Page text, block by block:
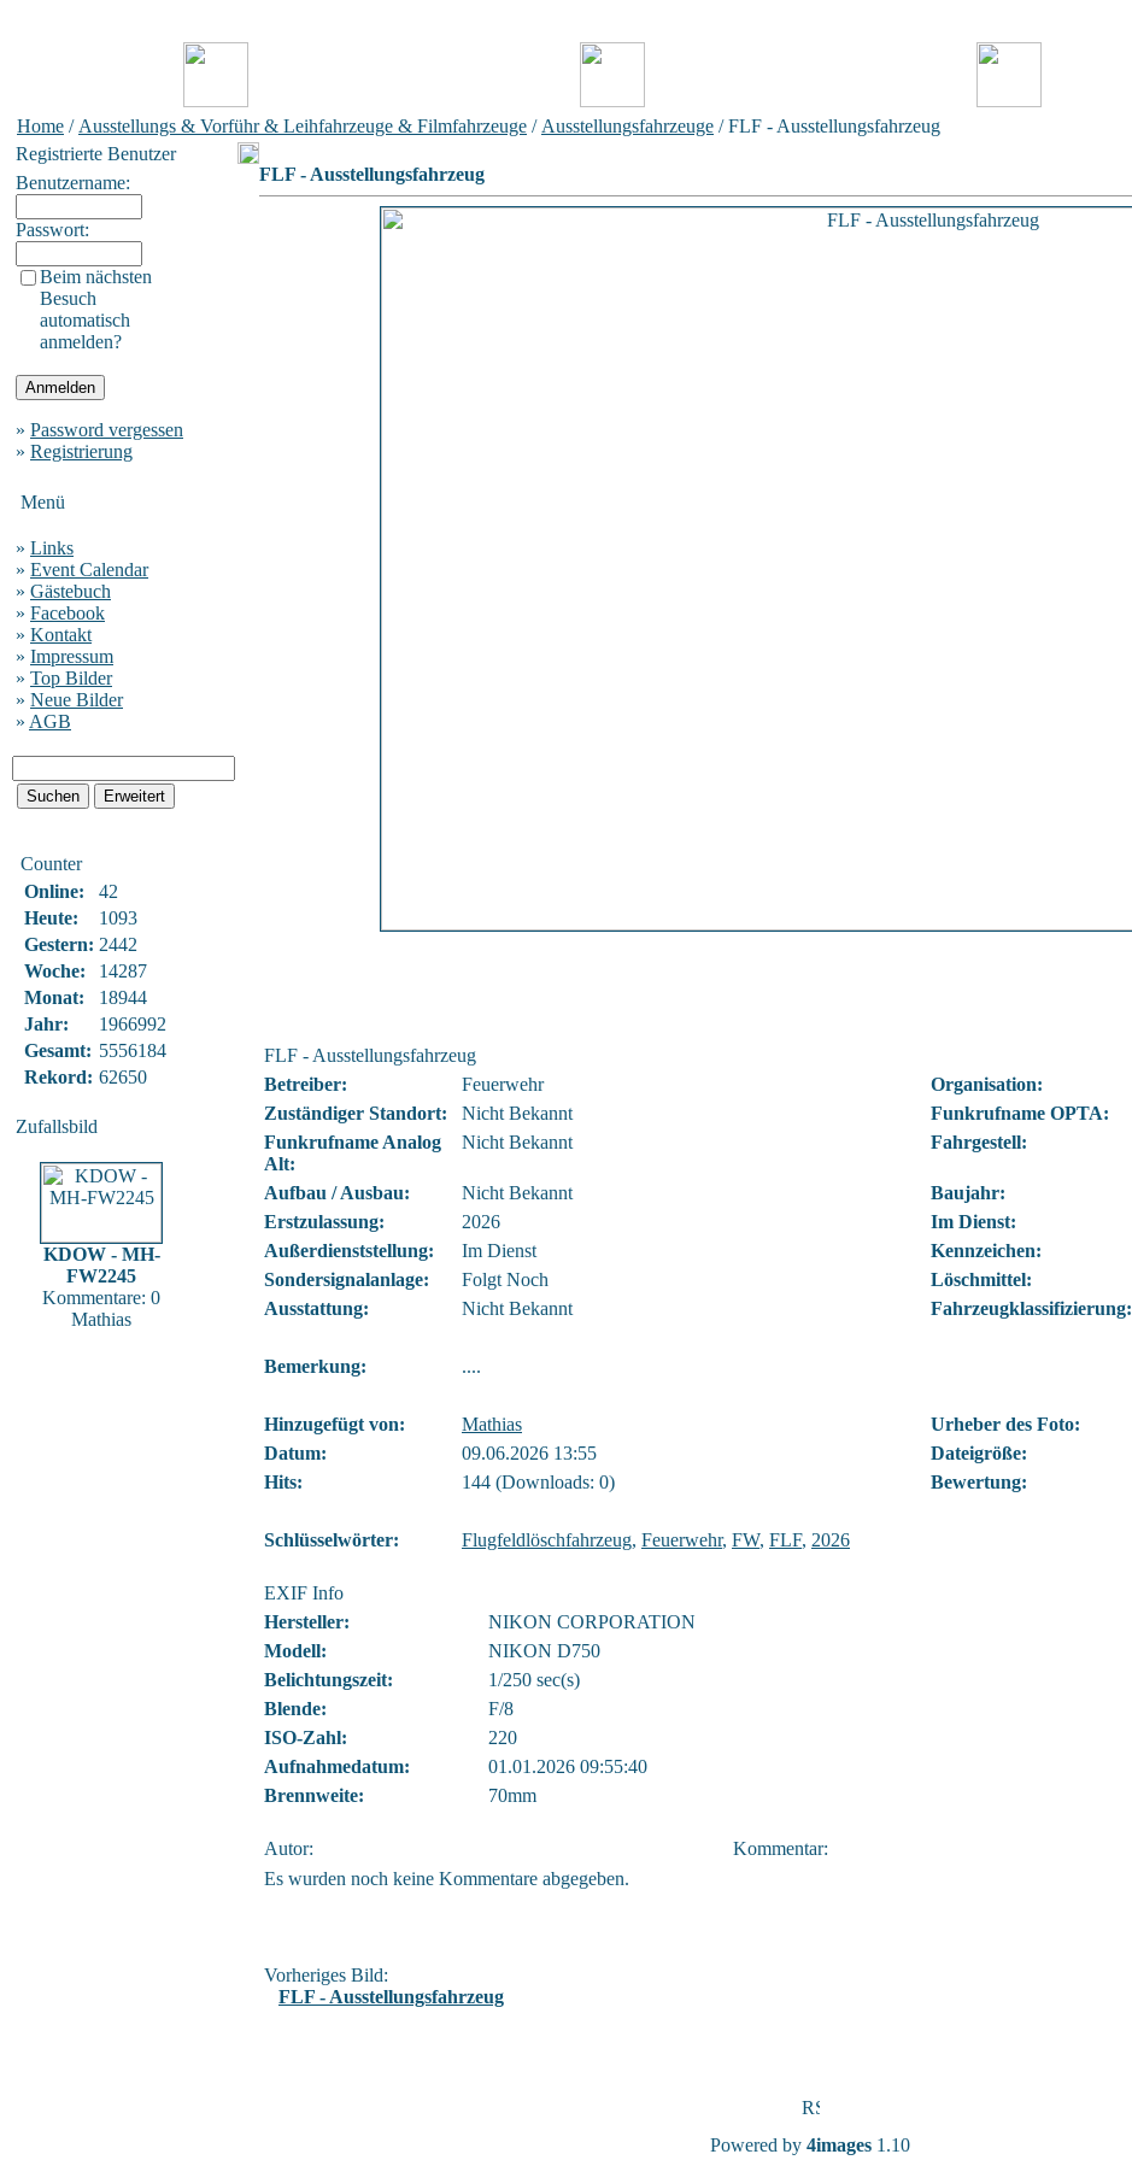
Home / Ausstellungs & Vorführ & Leihfahrzeuge & Filmfahrzeuge / Ausstellungsfahrzeuge / FLF - Ausstellungsfahrzeug
Registrierte Benutzer
Benutzername:
Passwort:
Beim nächsten
Besuch
automatisch
anmelden?
» Password vergessen
» Registrierung
Menü
» Links
» Event Calendar
» Gästebuch
» Facebook
» Kontakt
» Impressum
» Top Bilder
» Neue Bilder
» AGB
Counter
Online:
42
Heute:
1093
Gestern: 2442
Woche:
14287
Monat:
18944
Jahr:
1966992
Gesamt: 5556184
Rekord: 62650
Zufallsbild
KDOW - MH-
FW2245
Kommentare: 0
Mathias
FLF - Ausstellungsfahrzeug
FLF - Ausstellungsfahrzeug
Betreiber:
Feuerwehr Organisation:
Zuständiger Standort:
Nicht Bekannt Funkrufname OPTA:
Funkrufname Analog
Alt:
Nicht Bekannt Fahrgestell:
Aufbau / Ausbau: Nicht Bekannt Baujahr:
Erstzulassung:
2026 Im Dienst:
Außerdienststellung:
Im Dienst Kennzeichen:
Sondersignalanlage:
Folgt Noch Löschmittel:
Ausstattung:
Nicht Bekannt Fahrzeugklassifizierung:
Bemerkung: ....
Hinzugefügt von: Mathias Urheber des Foto:
Datum:
09.06.2026 13:55 Dateigröße:
Hits:
144 (Downloads: 0) Bewertung:
Schlüsselwörter: Flugfeldlöschfahrzeug, Feuerwehr, FW, FLF, 2026
EXIF Info
Hersteller:
NIKON CORPORATION
Modell:
NIKON D750
Belichtungszeit:
1/250 sec(s)
Blende:
F/8
ISO-Zahl:
220
Aufnahmedatum:
01.01.2026 09:55:40
Brennweite:
70mm
Autor:
Kommentar:
Es wurden noch keine Kommentare abgegeben.
Vorheriges Bild:
FLF - Ausstellungsfahrzeug
Powered by 4images 1.10